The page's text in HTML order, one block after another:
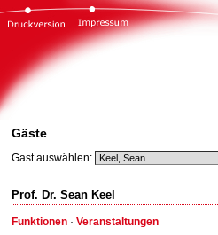
Gäste
Gast auswählen:
Prof. Dr. Sean Keel
Funktionen · Veranstaltungen